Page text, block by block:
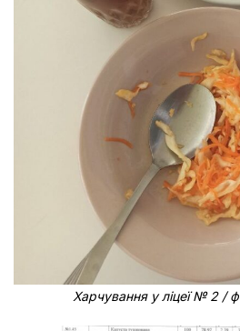
Харчування у ліцеї № 2 /